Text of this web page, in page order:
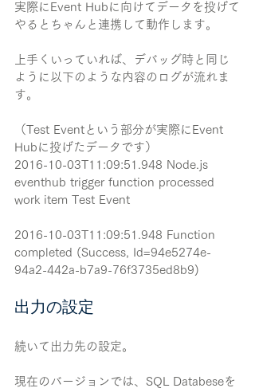
実際にEvent Hubに向けてデータを投げて
やるとちゃんと連携して動作します。
上手くいっていれば、デバッグ時と同じ
ように以下のような内容のログが流れま
す。
（Test Eventという部分が実際にEvent
Hubに投げたデータです）
2016-10-03T11:09:51.948 Node.js
eventhub trigger function processed
work item Test Event
2016-10-03T11:09:51.948 Function
completed (Success, Id=94e5274e-
94a2-442a-b7a9-76f3735ed8b9)
出力の設定
続いて出力先の設定。
現在のバージョンでは、SQL Databeseを